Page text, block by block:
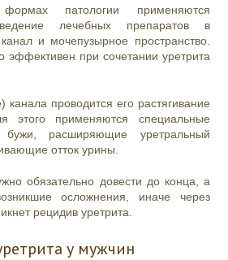
патологии применяются
лечебных препаратов в
и мочепузырное пространство.
эффективен при сочетании уретрита
канала проводится его растягивание
этого применяются специальные
расширяющие уретральный
отток урины.
обязательно довести до конца, а
осложнения, иначе через
рецидив уретрита.
у мужчин